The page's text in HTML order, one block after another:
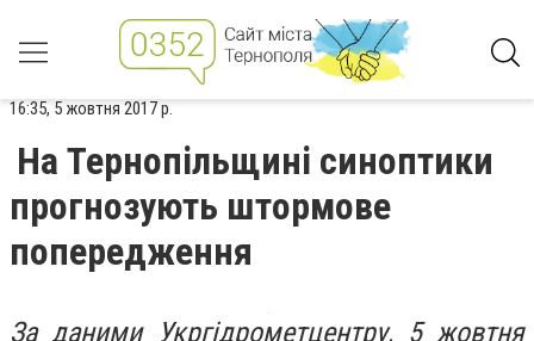
16:35, 5 жовтня 2017 р.
На Тернопільщині синоптики
прогнозують штормове
попередження
За даними Укргідрометцентру, 5 жовтня